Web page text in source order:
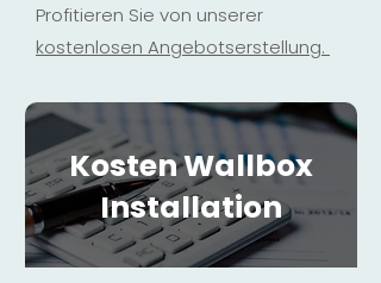
Profitieren Sie von unserer
kostenlosen Angebotserstellung.
Kosten Wallbox
Installation